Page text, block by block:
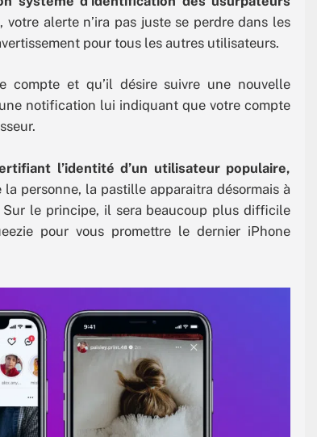
alerte n’ira pas juste se perdre dans les
pour tous les autres utilisateurs.
compte et qu’il désire suivre une nouvelle
notification lui indiquant que votre compte
l’identité d’un utilisateur populaire,
personne, la pastille apparaitra désormais à
le principe, il sera beaucoup plus difficile
pour vous promettre le dernier iPhone